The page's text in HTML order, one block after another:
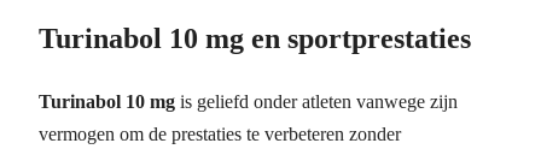
Turinabol 10 mg en sportprestaties
Turinabol 10 mg is geliefd onder atleten vanwege zijn
vermogen om de prestaties te verbeteren zonder